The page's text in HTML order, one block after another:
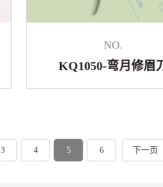
NO.
KQ1050-弯月修眉
3 4 5 6 下一页